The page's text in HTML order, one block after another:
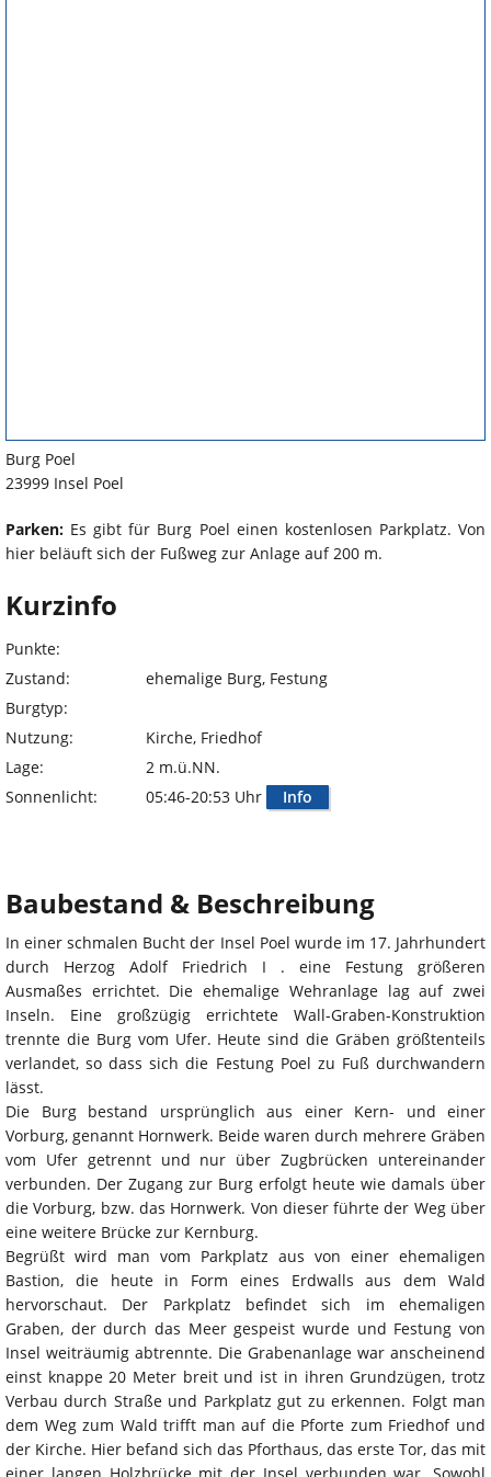
Burg Poel
23999 Insel Poel
Parken: Es gibt für Burg Poel einen kostenlosen Parkplatz. Von
hier beläuft sich der Fußweg zur Anlage auf 200 m.
Kurzinfo
Punkte:
Zustand:
ehemalige Burg, Festung
Burgtyp:
Nutzung:
Kirche, Friedhof
Lage:
2 m.ü.NN.
Sonnenlicht:
05:46-20:53 Uhr Info
Baubestand & Beschreibung
In einer schmalen Bucht der Insel Poel wurde im 17. Jahrhundert
durch Herzog Adolf Friedrich I . eine Festung größeren
Ausmaßes errichtet. Die ehemalige Wehranlage lag auf zwei
Inseln. Eine großzügig errichtete Wall-Graben-Konstruktion
trennte die Burg vom Ufer. Heute sind die Gräben größtenteils
verlandet, so dass sich die Festung Poel zu Fuß durchwandern
lässt.
Die Burg bestand ursprünglich aus einer Kern- und einer
Vorburg, genannt Hornwerk. Beide waren durch mehrere Gräben
vom Ufer getrennt und nur über Zugbrücken untereinander
verbunden. Der Zugang zur Burg erfolgt heute wie damals über
die Vorburg, bzw. das Hornwerk. Von dieser führte der Weg über
eine weitere Brücke zur Kernburg.
Begrüßt wird man vom Parkplatz aus von einer ehemaligen
Bastion, die heute in Form eines Erdwalls aus dem Wald
hervorschaut. Der Parkplatz befindet sich im ehemaligen
Graben, der durch das Meer gespeist wurde und Festung von
Insel weiträumig abtrennte. Die Grabenanlage war anscheinend
einst knappe 20 Meter breit und ist in ihren Grundzügen, trotz
Verbau durch Straße und Parkplatz gut zu erkennen. Folgt man
dem Weg zum Wald trifft man auf die Pforte zum Friedhof und
der Kirche. Hier befand sich das Pforthaus, das erste Tor, das mit